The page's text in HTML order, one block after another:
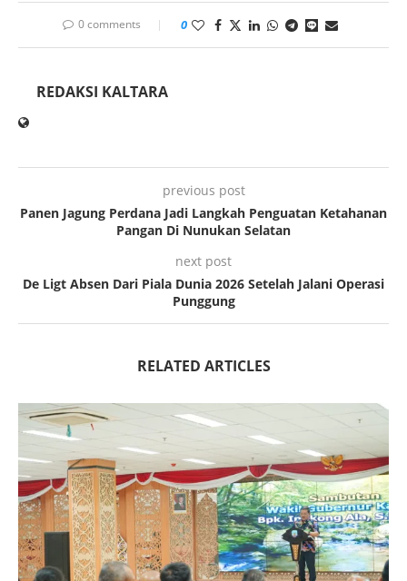
0 comments 0
REDAKSI KALTARA
previous post
Panen Jagung Perdana Jadi Langkah Penguatan Ketahanan
Pangan Di Nunukan Selatan
next post
De Ligt Absen Dari Piala Dunia 2026 Setelah Jalani Operasi
Punggung
RELATED ARTICLES